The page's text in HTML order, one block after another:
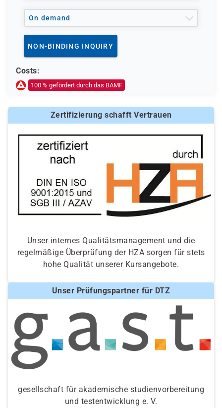
inklusive der 300 UE Wiederholung das Sprachniveau
A2 nicht erreicht haben.
... zwar durch ein vorhandenes Zertifikat nach dem
GER das Sprachniveau A2 nachweisen können, dieses
Zertifikat jedoch älter als sechs Monate ist und der
Einstufungstest ein Sprachniveau unterhalb von A2
nachweist.
On demand
NON-BINDING INQUIRY
Costs:
100 % gefördert durch das BAMF
Zertifizierung schafft Vertrauen
Unser internes Qualitätsmanagement und die
regelmäßige Überprüfung der HZA sorgen für stets
hohe Qualität unserer Kursangebote.
Unser Prüfungspartner für DTZ
gesellschaft für akademische studienvorbereitung
und testentwicklung e. V.